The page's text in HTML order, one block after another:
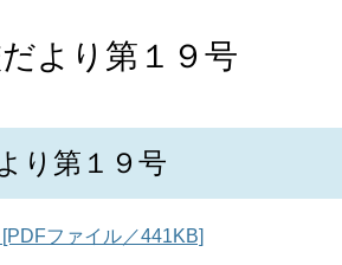
より第１９号
り第１９号
ファイル／441KB]